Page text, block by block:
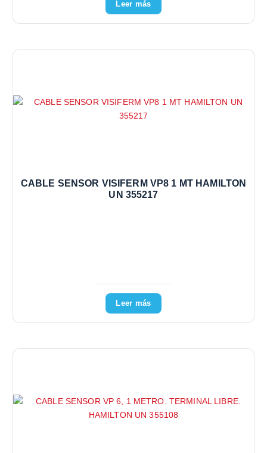
Leer más
CABLE SENSOR VISIFERM VP8 1 MT HAMILTON
UN 355217
Leer más